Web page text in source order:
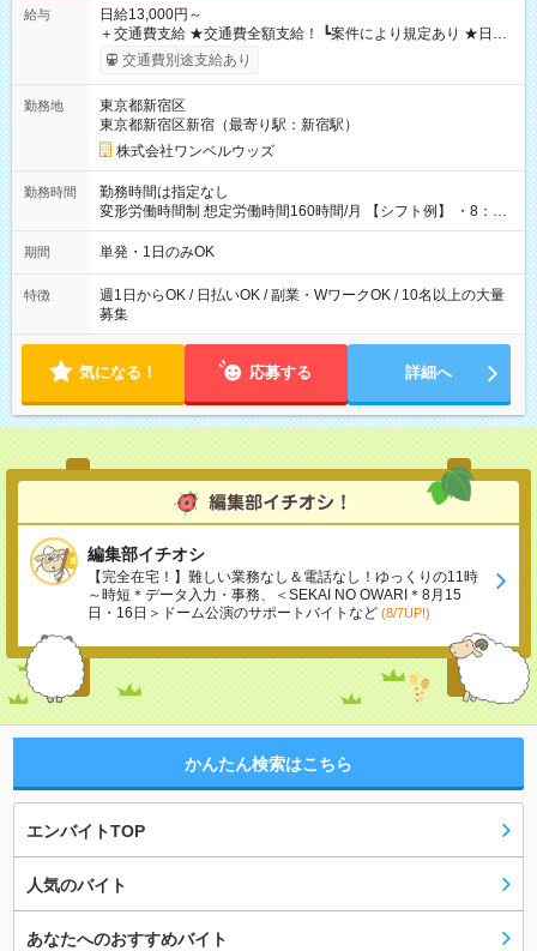
給与
日給13,000円～
＋交通費支給 ★交通費全額支給！ ┗案件により規定あり ★日払
いOK！（規定あり） ┗働いたその日に現金GET♪ お仕事後はコ
ンビニATMから 日払い分を引き落とせます！ 【試用期間】試
交通費別途支給あり
勤務地
東京都新宿区
東京都新宿区新宿（最寄り駅：新宿駅）
株式会社ワンベルウッズ
勤務時間
勤務時間は指定なし
変形労働時間制 想定労働時間160時間/月 【シフト例】 ・8：00
～21：00
期間 単発・1日のみOK
特徴
週1日からOK / 日払いOK / 副業・WワークOK / 10名以上の大量
募集
気になる！ 応募する 詳細へ
編集部イチオシ
【完全在宅！】難しい業務なし＆電話なし！ゆっくりの11時
～時短＊データ入力・事務、＜SEKAI NO OWARI＊8月15
日・16日＞ドーム公演のサポートバイトなど (8/7UP!)
かんたん検索はこちら
エンバイトTOP
人気のバイト
あなたへのおすすめバイト